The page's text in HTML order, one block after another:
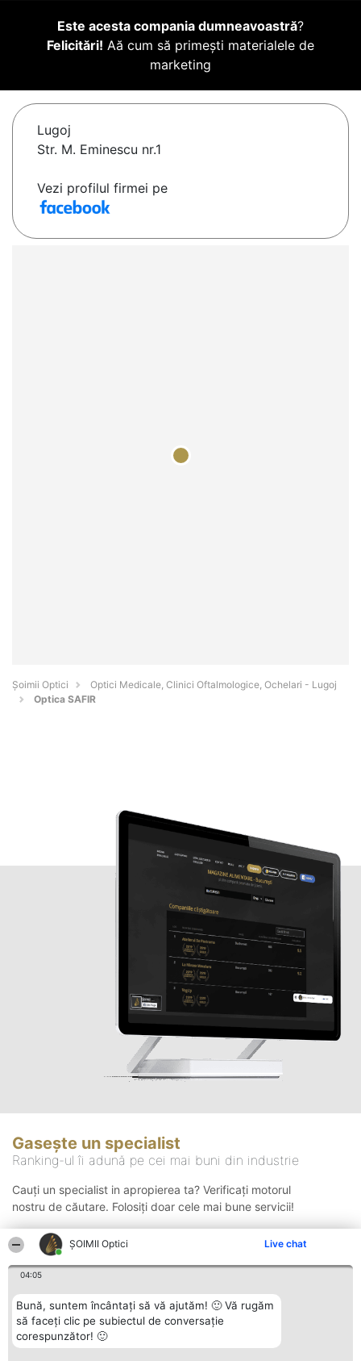
ȘOIMII Optici Live chat
04:05
Bună, suntem încântați să vă ajutăm! 🙂 Vă rugăm
să faceți clic pe subiectul de conversație
corespunzător! 🙂
Este acesta compania dumneavoastră?
Felicitări! Aă cum să primești materialele de
marketing
Lugoj
Str. M. Eminescu nr.1
Vezi profilul firmei pe
Șoimii Optici
Optici Medicale, Clinici Oftalmologice, Ochelari - Lugoj
Optica SAFIR
Gasește un specialist
Ranking-ul îi adună pe cei mai buni din industrie
Cauți un specialist in apropierea ta? Verificați motorul
nostru de căutare. Folosiți doar cele mai bune servicii!